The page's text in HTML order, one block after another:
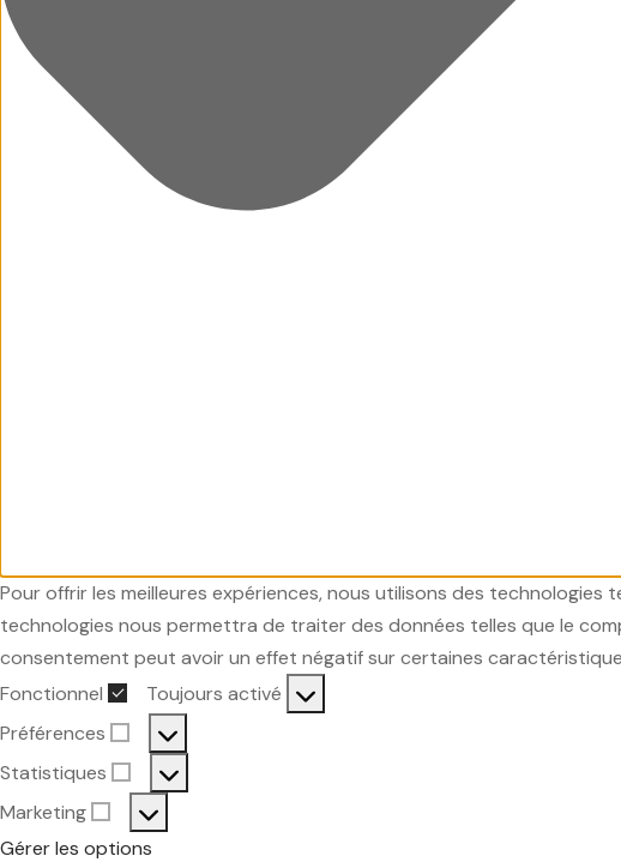
Pour offrir les meilleures expériences, nous utilisons des
technologies nous permettra de traiter des données telles que le
consentement peut avoir un effet négatif sur certaines
Fonctionnel
Fonctionnel
Toujours activé
Préférences
Préférences
Statistiques
Statistiques
Marketing
Marketing
Gérer les options